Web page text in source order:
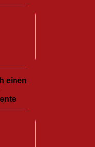
einen